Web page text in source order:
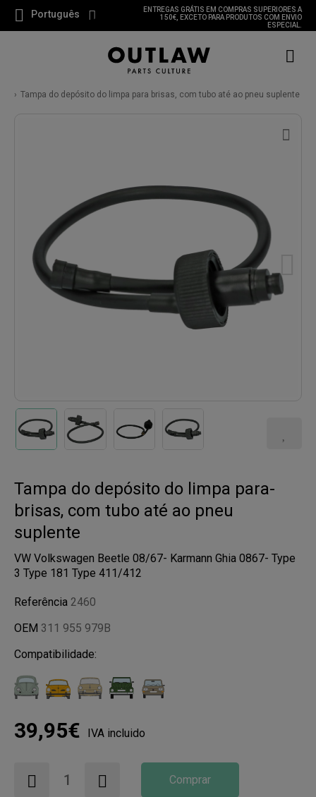
Português
ENTREGAS GRÁTIS EM COMPRAS SUPERIORES A
150€, EXCETO PARA PRODUTOS COM ENVIO
ESPECIAL.
Tampa do depósito do limpa para brisas, com tubo até ao pneu suplente
Tampa do depósito do limpa para-
brisas, com tubo até ao pneu
suplente
VW Volkswagen Beetle 08/67- Karmann Ghia 0867- Type
3 Type 181 Type 411/412
Referência 2460
OEM 311 955 979B
Compatibilidade:
39,95€ IVA incluido
Comprar